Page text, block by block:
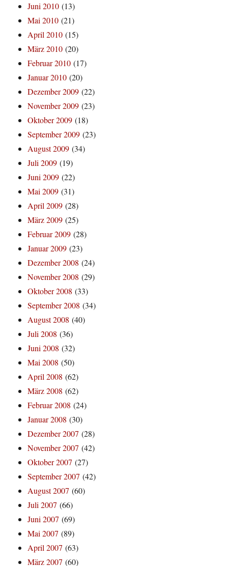
Juni 2010 (13)
Mai 2010 (21)
April 2010 (15)
März 2010 (20)
Februar 2010 (17)
Januar 2010 (20)
Dezember 2009 (22)
November 2009 (23)
Oktober 2009 (18)
September 2009 (23)
August 2009 (34)
Juli 2009 (19)
Juni 2009 (22)
Mai 2009 (31)
April 2009 (28)
März 2009 (25)
Februar 2009 (28)
Januar 2009 (23)
Dezember 2008 (24)
November 2008 (29)
Oktober 2008 (33)
September 2008 (34)
August 2008 (40)
Juli 2008 (36)
Juni 2008 (32)
Mai 2008 (50)
April 2008 (62)
März 2008 (62)
Februar 2008 (24)
Januar 2008 (30)
Dezember 2007 (28)
November 2007 (42)
Oktober 2007 (27)
September 2007 (42)
August 2007 (60)
Juli 2007 (66)
Juni 2007 (69)
Mai 2007 (89)
April 2007 (63)
März 2007 (60)